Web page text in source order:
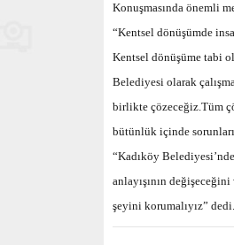
Konuşmasında önemli
“Kentsel dönüşümde
Kentsel dönüşüme tabi
Belediyesi olarak
birlikte çözeceğiz.Tüm
bütünlük içinde
“Kadıköy
anlayışının
şeyini korumalıyız” dedi.